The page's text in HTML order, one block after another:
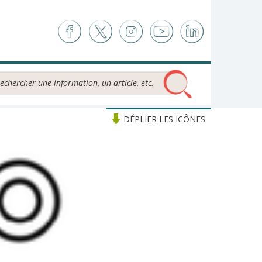
DÉPLIER LES ICÔNES